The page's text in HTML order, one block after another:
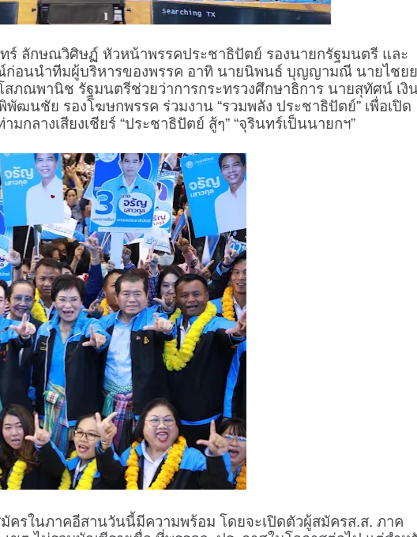
ร์ ลักษณวิศิษฏ์ หัวหน้าพรรคประชาธิปัตย์ รองนายกรัฐมนตรี และ
ก่อนนำทีมผู้บริหารของพรรค อาทิ นายนิพนธ์ บุญญามณี นายไชย
ภณพานิช รัฐมนตรีช่วยว่าการกระทรวงศึกษาธิการ นายสุทัศน์ เงิ
นชัย รองโฆษกพรรค ร่วมงาน “รวมพลัง ประชาธิปัตย์” เพื่อเปิด
กลางเสียงเชียร์ “ประชาธิปัตย์ สู้ๆ” “จุรินทร์เป็นนายกฯ”
ครในภาคอีสานวันนี้มีความพร้อม โดยจะเปิดตัวผู้สมัครส.ส. ภาค